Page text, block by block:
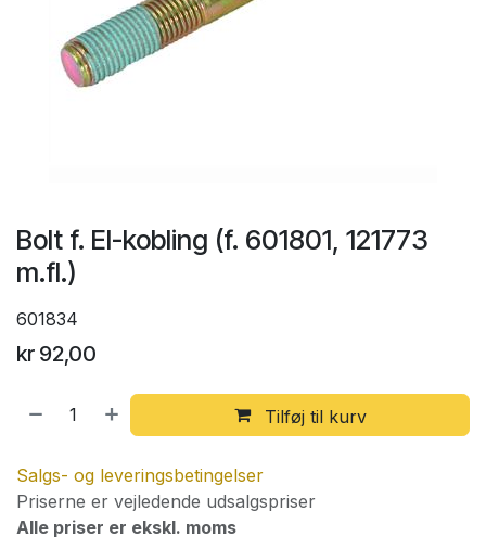
Bolt f. El-kobling (f. 601801, 121773
m.fl.)
601834
kr 92,00
Tilføj til kurv
Salgs- og leveringsbetingelser
Priserne er vejledende udsalgspriser
Alle priser er ekskl. moms